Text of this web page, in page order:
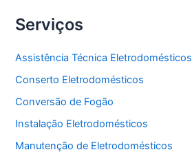
Serviços
Assistência Técnica Eletrodomésticos
Conserto Eletrodomésticos
Conversão de Fogão
Instalação Eletrodomésticos
Manutenção de Eletrodomésticos